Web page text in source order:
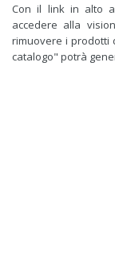
Con il link in alto
accedere alla
rimuovere i prodotti
catalogo" potrà